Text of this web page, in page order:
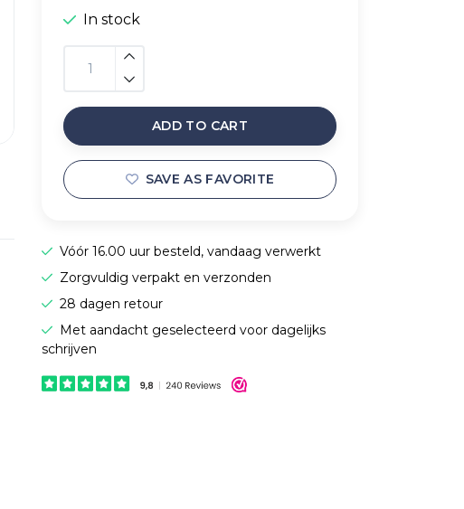
In stock
ADD TO CART
SAVE AS FAVORITE
Vóór 16.00 uur besteld, vandaag verwerkt
Zorgvuldig verpakt en verzonden
28 dagen retour
Met aandacht geselecteerd voor dagelijks
schrijven